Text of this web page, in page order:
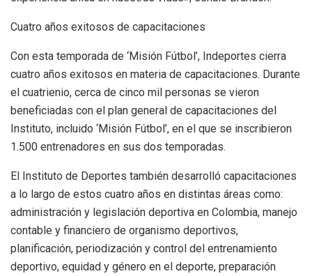
Cuatro años exitosos de capacitaciones
Con esta temporada de ‘Misión Fútbol’, Indeportes cierra
cuatro años exitosos en materia de capacitaciones. Durante
el cuatrienio, cerca de cinco mil personas se vieron
beneficiadas con el plan general de capacitaciones del
Instituto, incluido ‘Misión Fútbol’, en el que se inscribieron
1.500 entrenadores en sus dos temporadas.
El Instituto de Deportes también desarrolló capacitaciones
a lo largo de estos cuatro años en distintas áreas como:
administración y legislación deportiva en Colombia, manejo
contable y financiero de organismo deportivos,
planificación, periodización y control del entrenamiento
deportivo, equidad y género en el deporte, preparación